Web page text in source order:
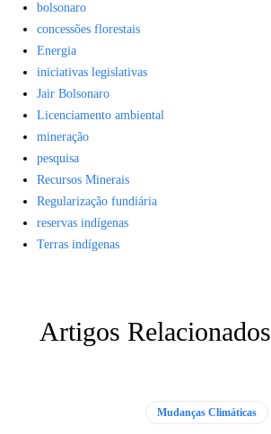
bolsonaro
concessões florestais
Energia
iniciativas legislativas
Jair Bolsonaro
Licenciamento ambiental
mineração
pesquisa
Recursos Minerais
Regularização fundiária
reservas indígenas
Terras indígenas
Artigos Relacionados
Mudanças Climáticas